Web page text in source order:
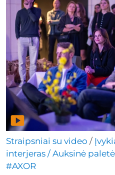
Straipsniai su video /
interjeras / Auksinė
#AXOR